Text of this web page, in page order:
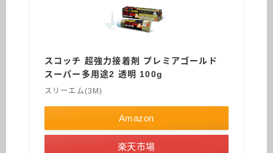
スコッチ 超強力接着剤 プレミアゴールド
スーパー多用途2 透明 100g
スリーエム(3M)
Amazon
楽天市場